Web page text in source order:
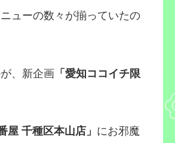
ューの数々が揃っていたの
、新企画 「愛知ココイチ限
屋 千種区本山店」 にお邪魔